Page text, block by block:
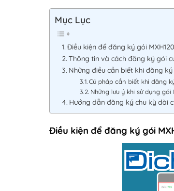
Mục Lục
Điều kiện để đăng ký gói MXH120
Thông tin và cách đăng ký gói
Những điều cần biết khi đăng ký
Cú pháp cần biết khi đăng
Những lưu ý khi sử dụng gói
Hướng dẫn đăng ký chu kỳ dài
Điều kiện để đăng ký gói